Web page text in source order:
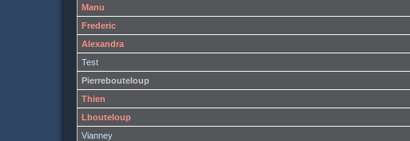
Manu
Frederic
Alexandra
Test
Pierrebouteloup
Thien
Lbouteloup
Vianney